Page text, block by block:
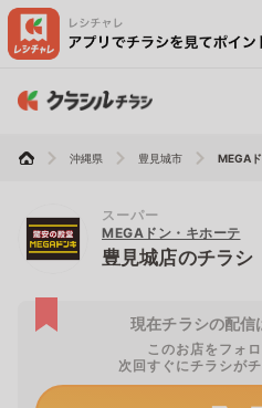
沖縄県 豊見城市 MEGA
スーパー
MEGAドン・キホーテ
豊見城店のチラシ
現在チラシの配信
このお店をフォ
次回すぐにチラシが